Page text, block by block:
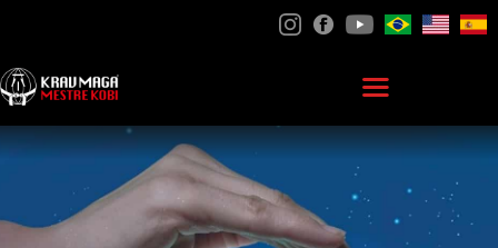
HOME
GRAN MAESTRO KOBI
KRAV MAGA